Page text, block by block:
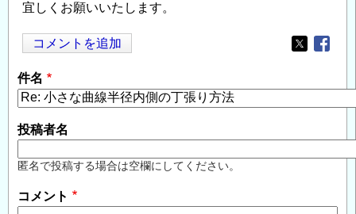
宜しくお願いいたします。
コメントを追加
Opens in
件名
投稿者名
匿名で投稿する場合は空欄にしてください。
コメント